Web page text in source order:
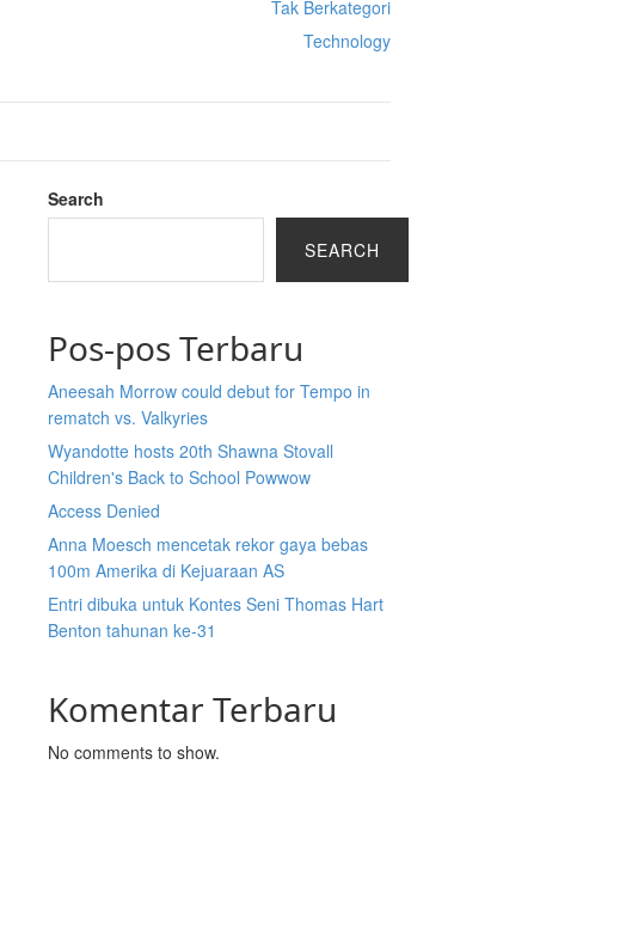
Tak Berkategori
Technology
Search
SEARCH
Pos-pos Terbaru
Aneesah Morrow could debut for Tempo in
rematch vs. Valkyries
Wyandotte hosts 20th Shawna Stovall
Children's Back to School Powwow
Access Denied
Anna Moesch mencetak rekor gaya bebas
100m Amerika di Kejuaraan AS
Entri dibuka untuk Kontes Seni Thomas Hart
Benton tahunan ke-31
Komentar Terbaru
No comments to show.